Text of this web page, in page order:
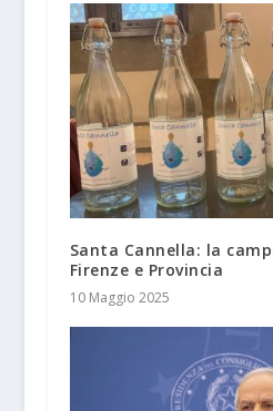
Santa Cannella: la
Firenze e Provincia
10 Maggio 2025